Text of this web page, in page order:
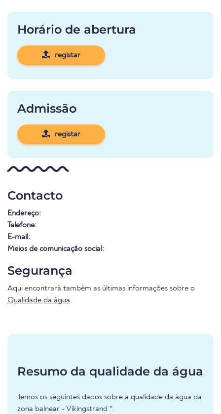
Horário de abertura
registar
Admissão
registar
Contacto
Endereço:
Telefone:
E-mail:
Meios de comunicação social:
Segurança
Aqui encontrará também as últimas informações sobre o
Qualidade da água.
Resumo da qualidade da água
Temos os seguintes dados sobre a qualidade da água da
zona balnear - Vikingstrand *.